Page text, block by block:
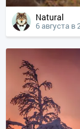
Natural
6 августа в